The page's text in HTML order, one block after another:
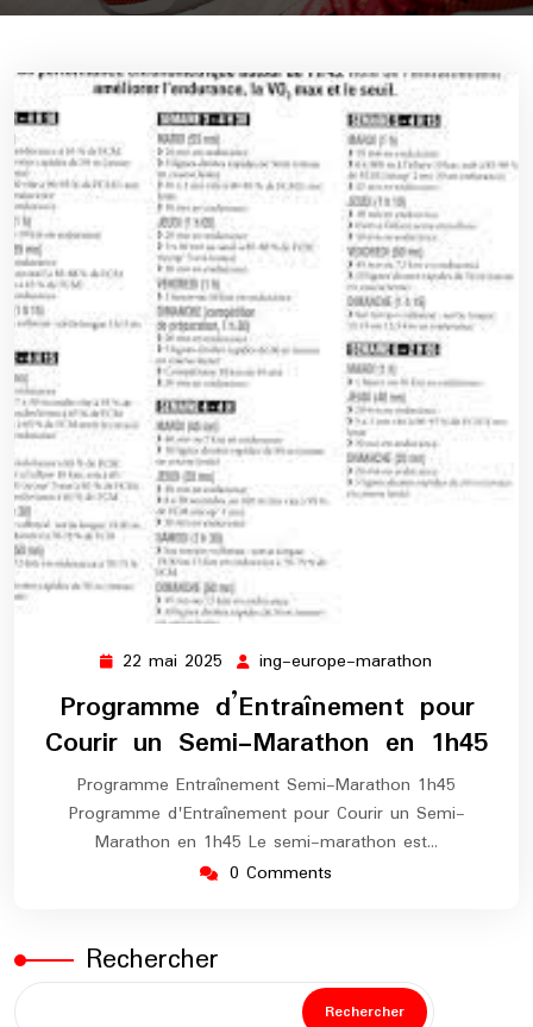
22 mai 2025 22
mai
2025
ing-europe-marathon
marathon
Programme d’Entraînement pour
Courir un Semi-Marathon en 1h45
Programme Entraînement Semi-Marathon 1h45
Programme d'Entraînement pour Courir un Semi-
Marathon en 1h45 Le semi-marathon est…
0 Comments
Rechercher
Rechercher